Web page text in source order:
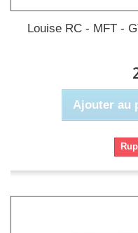
Louise RC - MFT -
Ajouter au